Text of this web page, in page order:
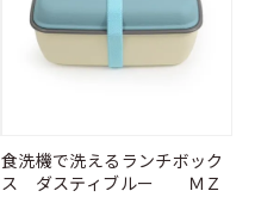
食洗機で洗えるランチボック
ス ダスティブルー ＭＺ